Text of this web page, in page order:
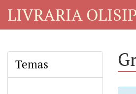
LIVRARIA
Temas